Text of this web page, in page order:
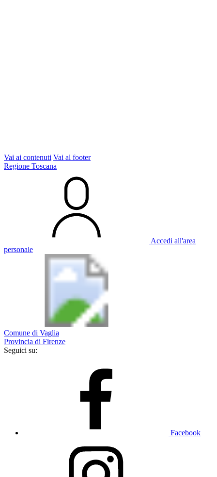
Vai ai contenuti Vai al footer
Regione Toscana
Accedi all'area
personale
Comune di Vaglia
Provincia di Firenze
Seguici su:
Facebook